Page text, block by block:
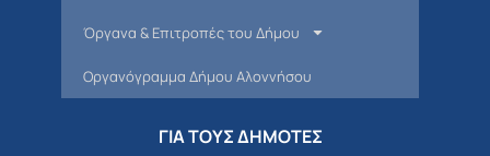
Όργανα & Επιτροπές του Δήμου
Οργανόγραμμα Δήμου Αλοννήσου
ΓΙΑ ΤΟΥΣ ΔΗΜΟΤΕΣ